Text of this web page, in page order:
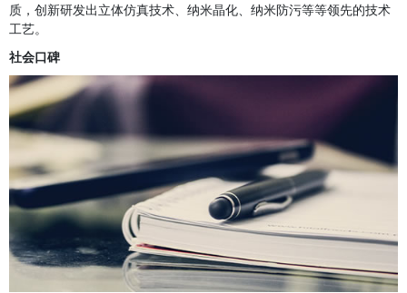
质，创新研发出立体仿真技术、纳米晶化、纳米防污等等领先的技术
工艺。
社会口碑